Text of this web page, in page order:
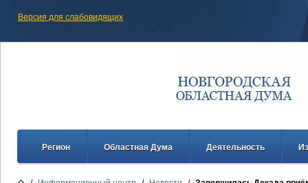
Версия для слабовидящих
Регион Областная Дума Деятельность